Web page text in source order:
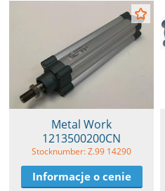
Metal Work
1213500200CN
Stocknumber: Z.99 14290
Informacje o cenie